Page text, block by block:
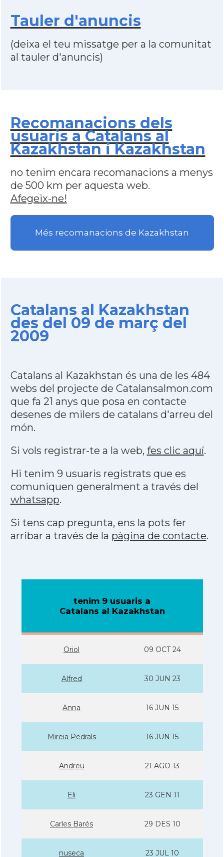
Tauler d'anuncis
(deixa el teu missatge per a la comunitat
al tauler d'anuncis)
Recomanacions dels
usuaris a Catalans al
Kazakhstan i Kazakhstan
no tenim encara recomanacions a menys
de 500 km per aquesta web.
Afegeix-ne!
Més recomanacions de Kazakhstan
Catalans al Kazakhstan
des del 09 de març del
2009
Catalans al Kazakhstan és una de les 484
webs del projecte de Catalansalmon.com
que fa 21 anys que posa en contacte
desenes de milers de catalans d'arreu del
món.
Si vols registrar-te a la web, fes clic aquí.
Hi tenim 9 usuaris registrats que es
comuniquen generalment a través del
whatsapp.
Si tens cap pregunta, ens la pots fer
arribar a través de la pàgina de contacte.
tenim 9 usuaris a
Catalans al Kazakhstan
Oriol 09 OCT 24
Alfred 30 JUN 23
Anna 16 JUN 15
Mireia Pedrals 16 JUN 15
Andreu 21 AGO 13
Eli 23 GEN 11
Carles Barés 29 DES 10
nuseca 23 JUL 10